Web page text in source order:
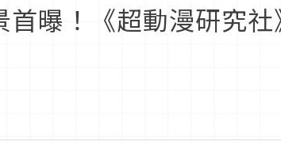
首曝！《超動漫研究